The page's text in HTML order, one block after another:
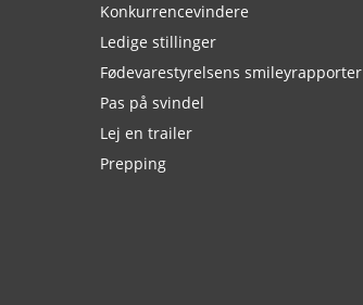
Konkurrencevindere
Ledige stillinger
Fødevarestyrelsens smileyrapporter
Pas på svindel
Lej en trailer
Prepping